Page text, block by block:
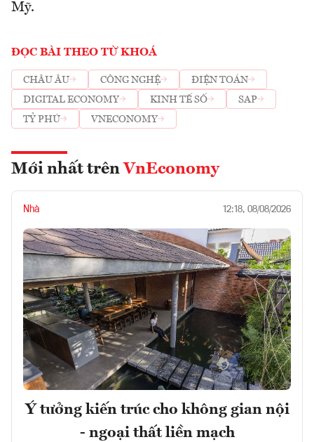
Mỹ.
ĐỌC BÀI THEO TỪ KHOÁ
CHÂU ÂU CÔNG NGHỆ
ĐIỆN TOÁN
DIGITAL ECONOMY
KINH TẾ SỐ
SAP
TỶ PHÚ
VNECONOMY
Mới nhất trên VnEconomy
Nhà 12:18, 08/08/2026
Ý tưởng kiến trúc cho không gian nội
- ngoại thất liền mạch